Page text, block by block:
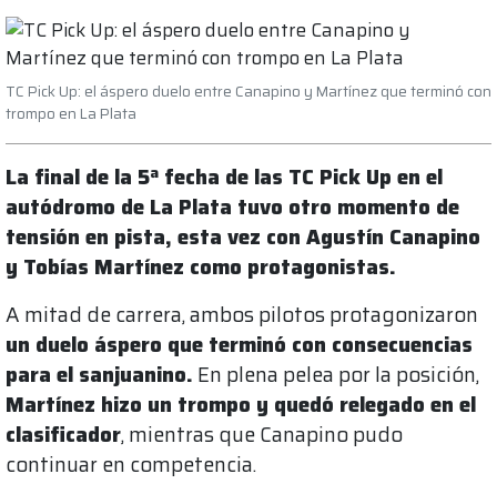
TC Pick Up: el áspero duelo entre Canapino y Martínez que terminó con
trompo en La Plata
La final de la 5ª fecha de las TC Pick Up en el
autódromo de La Plata tuvo otro momento de
tensión en pista, esta vez con Agustín Canapino
y Tobías Martínez como protagonistas.
A mitad de carrera, ambos pilotos protagonizaron
un duelo áspero que terminó con consecuencias
para el sanjuanino. En plena pelea por la posición,
Martínez hizo un trompo y quedó relegado en el
clasificador, mientras que Canapino pudo
continuar en competencia.